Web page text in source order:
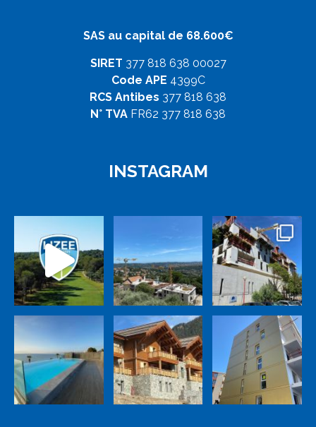
SAS au capital de 68.600€
SIRET 377 818 638 00027
Code APE 4399C
RCS Antibes 377 818 638
N° TVA FR62 377 818 638
INSTAGRAM